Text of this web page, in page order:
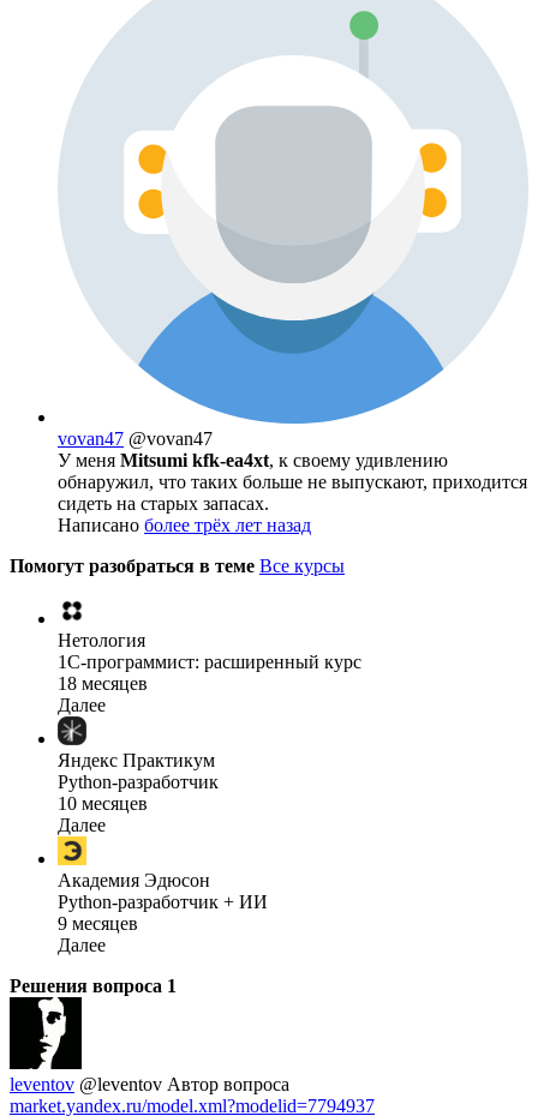
vovan47 @vovan47
У меня Mitsumi kfk-ea4xt, к своему удивлению
обнаружил, что таких больше не выпускают, приходится
сидеть на старых запасах.
Написано более трёх лет назад
Помогут разобраться в теме Все курсы
Нетология
1C-программист: расширенный курс
18 месяцев
Далее
Яндекс Практикум
Python-разработчик
10 месяцев
Далее
Академия Эдюсон
Python-разработчик + ИИ
9 месяцев
Далее
Решения вопроса 1
leventov @leventov Автор вопроса
market.yandex.ru/model.xml?modelid=7794937